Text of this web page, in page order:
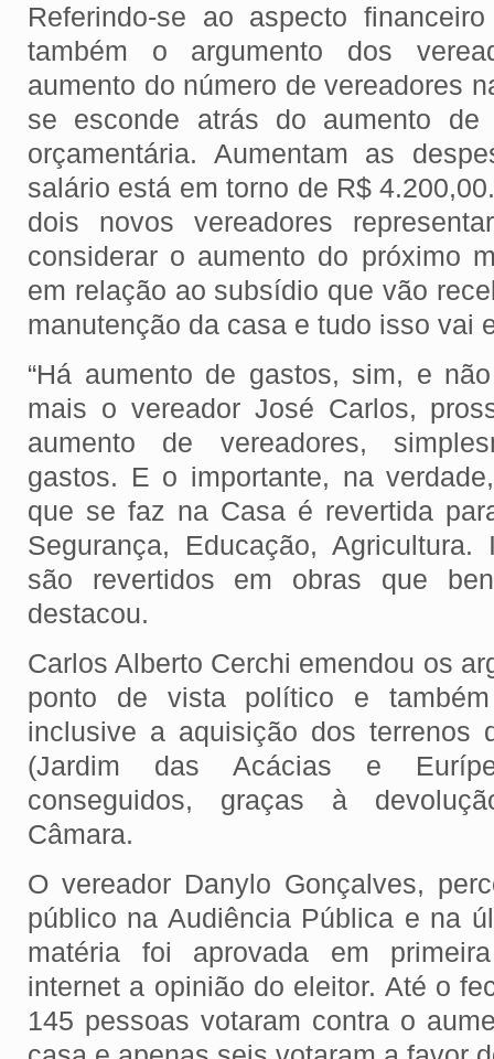
Referindo-se ao aspecto
também o argumento dos
aumento do número de vereadores
se esconde atrás do aumento
orçamentária. Aumentam as
salário está em torno de R$
dois novos vereadores
considerar o aumento do próximo
em relação ao subsídio que vão
manutenção da casa e tudo isso vai
“Há aumento de gastos, sim, e
mais o vereador José Carlos,
aumento de vereadores,
gastos. E o importante, na
que se faz na Casa é revertida
Segurança, Educação,
são revertidos em obras que
destacou.
Carlos Alberto Cerchi emendou os
ponto de vista político e
inclusive a aquisição dos terrenos
(Jardim das Acácias e
conseguidos, graças à
Câmara.
O vereador Danylo Gonçalves,
público na Audiência Pública e na
matéria foi aprovada em
internet a opinião do eleitor. Até o
145 pessoas votaram contra o